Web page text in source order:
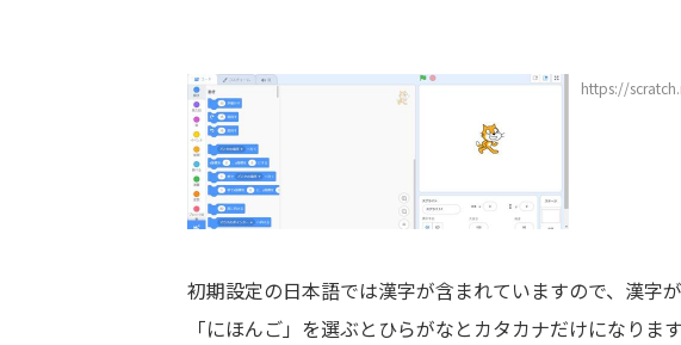
https://
初期設定の日本語では漢字が含まれていますので、漢字
「にほんご」を選ぶとひらがなとカタカナだけになります